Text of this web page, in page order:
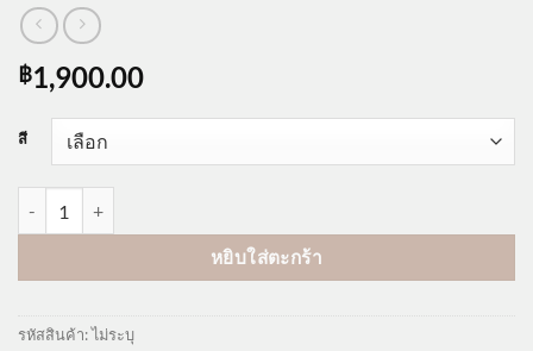
฿1,900.00
สี
หยิบใส่ตะกร้า
รหัสสินค้า:ไม่ระบุ